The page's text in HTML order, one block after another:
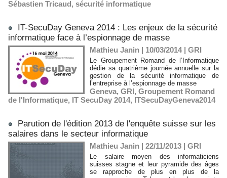
Sébastien Tricaud, sécurité informatique
IT-SecuDay Geneva 2014 : Les enjeux de la sécurité
informatique face à l’espionnage de masse
Mathieu Janin | 10/03/2014| GRI
Le Groupement Romand de l’Informatique
dédie sa quatrième journée annuelle sur la
gestion de la sécurité informatique de
l’entreprise à l’espionnage de masse
Geneva, GRI, Groupement Romand
de l'Informatique, IT SecuDay 2014, ITSecuDayGeneva2014
Parution de l'édition 2013 de l'enquête suisse sur les
salaires dans le secteur informatique
Mathieu Janin | 22/11/2013 | GRI
Le salaire moyen des informaticiens
suisses stagne et leur pyramide des âges
se rapproche de plus en plus de la